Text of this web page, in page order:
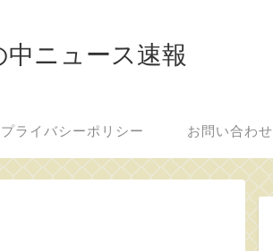
中ニュース速報
プライバシーポリシー お問い合わせ